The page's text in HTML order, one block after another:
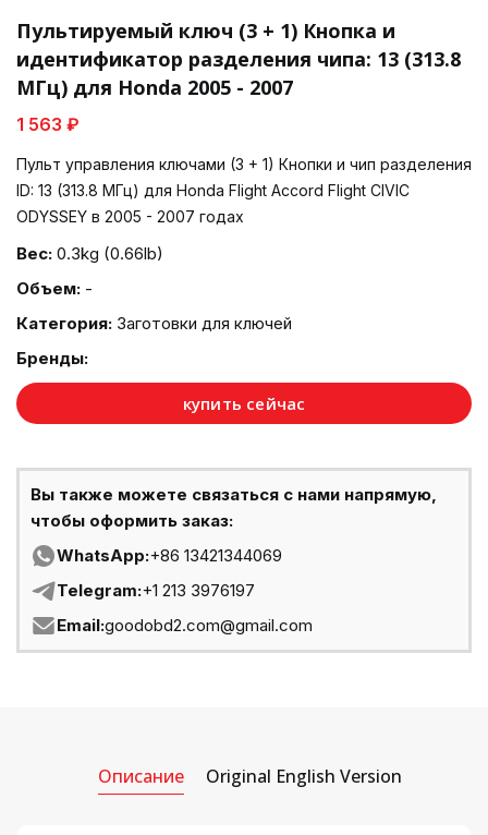
Пультируемый ключ (3 + 1) Кнопка и
идентификатор разделения чипа: 13 (313.8
МГц) для Honda 2005 - 2007
1 563 ₽
Пульт управления ключами (3 + 1) Кнопки и чип разделения
ID: 13 (313.8 МГц) для Honda Flight Accord Flight CIVIC
ODYSSEY в 2005 - 2007 годах
Вес: 0.3kg (0.66lb)
Объем: -
Категория: Заготовки для ключей
Бренды:
купить сейчас
Вы также можете связаться с нами напрямую,
чтобы оформить заказ:
WhatsApp:+86 13421344069
Telegram:+1 213 3976197
Email:goodobd2.com@gmail.com
Описание Original English Version